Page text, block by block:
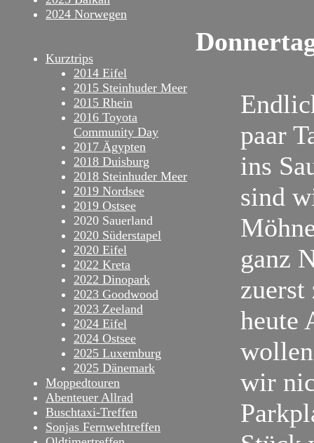
2024 Norwegen
Kurztrips
2014 Eifel
2015 Steinhuder Meer
2015 Rhein
2016 Toyota
Community Day
2017 Ägypten
2018 Duisburg
2018 Steinhuder Meer
2019 Nordsee
2019 Ostsee
2020 Sauerland
2020 Süderstapel
2020 Eifel
2022 Kreta
2022 Dinopark
2023 Goodwood
2023 Zeeland
2024 Eifel
2024 Ostsee
2025 Luxemburg
2025 Dänemark
Moppedtouren
Abenteuer Allrad
Buschtaxi-Treffen
Sonjas Fernwehtreffen
paar
ins
sind
ganz
heute
wir